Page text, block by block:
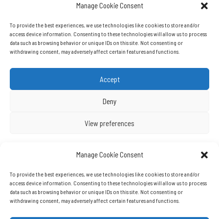
Manage Cookie Consent
To provide the best experiences, we use technologies like cookies to store and/or
access device information. Consenting to these technologies will allow us to process
data such as browsing behavior or unique IDs on this site. Not consenting or
withdrawing consent, may adversely affect certain features and functions.